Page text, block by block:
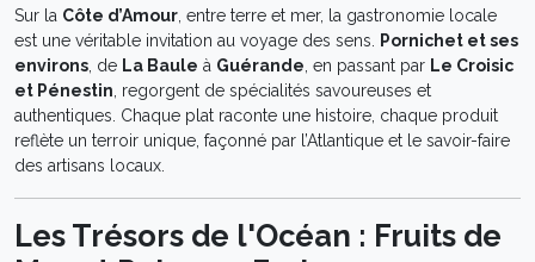
Sur la Côte d’Amour , entre terre et mer, la gastronomie locale
est une véritable invitation au voyage des sens.
Pornichet et ses
environs , de La Baule à Guérande , en passant par Le Croisic
et Pénestin , regorgent de spécialités savoureuses et
authentiques. Chaque plat raconte une histoire, chaque produit
reflète un terroir unique, façonné par l’Atlantique et le savoir-faire
des artisans locaux.
Les Trésors de l'Océan : Fruits de